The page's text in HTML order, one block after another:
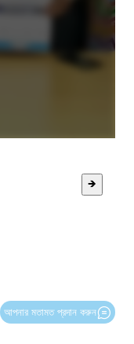
🡺
আপনার মতামত প্রদান করুন